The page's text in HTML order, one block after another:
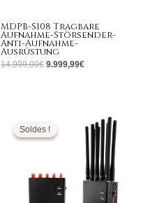
MDPB-S108 Tragbare
Aufnahme-Störsender-
Anti-Aufnahme-
Ausrüstung
14.999,00€ 9.999,99€
Soldes !
Soldes ! prix :
349,99€
399,99€